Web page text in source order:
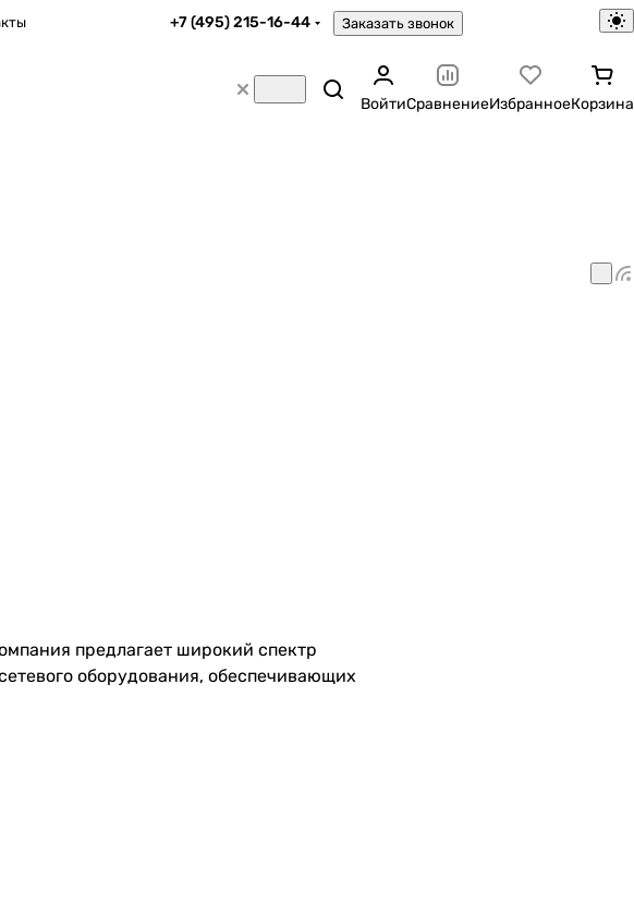
+7 (495) 215-16-44 Заказать звонок
ВойтиСравнениеИзбранноеКорзина
предлагает широкий спектр
оборудования, обеспечивающих
важна высокая производительность и
на работе, а не на технике.
на расходные материалы. С помощью